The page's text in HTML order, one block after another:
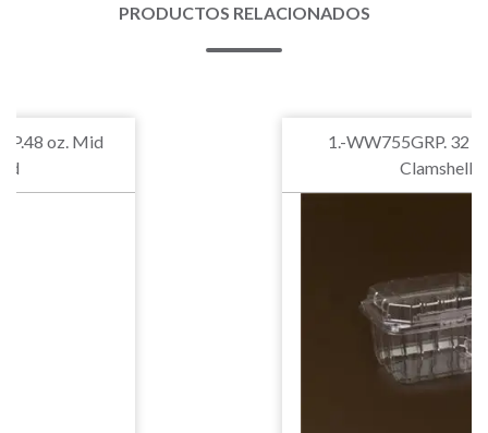
PRODUCTOS RELACIONADOS
oz. Mid
1.-WW755GRP. 32
Clamshell